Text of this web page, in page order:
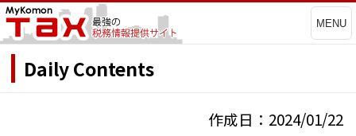
MENU
Daily Contents
作成日：2024/01/22